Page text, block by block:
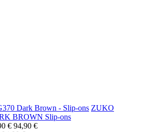
Dark Brown - Slip-ons ZUKO
BROWN Slip-ons
€ 94,90 €